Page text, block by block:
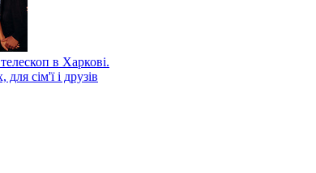
в Харкові.
сім'ї і друзів